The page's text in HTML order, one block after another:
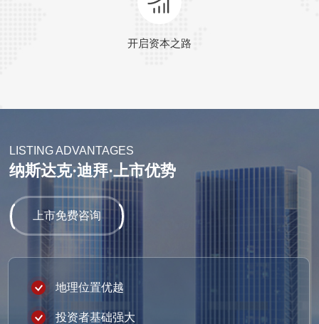
开启资本之路
LISTING ADVANTAGES
纳斯达克·迪拜·上市优势
上市免费咨询
地理位置优越
投资者基础强大